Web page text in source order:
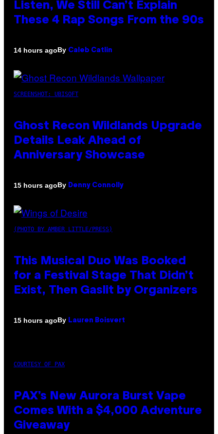
Listen, We Still Can’t Explain
These 4 Rap Songs From the 90s
14 hours agoBy Caleb Catlin
SCREENSHOT: UBISOFT
Ghost Recon Wildlands Upgrade
Details Leak Ahead of
Anniversary Showcase
15 hours agoBy Denny Connolly
(PHOTO BY AMBER LITTLE/PRESS)
This Musical Duo Was Booked
for a Festival Stage That Didn’t
Exist, Then Gaslit by Organizers
15 hours agoBy Lauren Boisvert
COURTESY OF PAX
PAX’s New Aurora Burst Vape
Comes With a $4,000 Adventure
Giveaway